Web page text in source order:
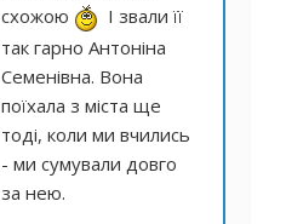
схожою
І звали її
так гарно Антоніна
Семенівна. Вона
поїхала з міста ще
тоді, коли ми вчились
- ми сумували довго
за нею.